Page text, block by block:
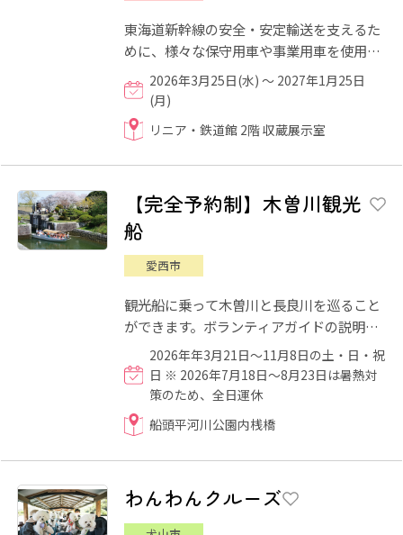
東海道新幹線の安全・安定輸送を支えるた
めに、様々な保守用車や事業用車を使用し
て線路や設備などの保守作業を実施してい
ます。これら保守用車・...
2026年3月25日(水) ～ 2027年1月25日
(月)
リニア・鉄道館 2階 収蔵展示室
【完全予約制】木曽川観光
船
愛西市
観光船に乗って木曽川と長良川を巡ること
ができます。ボランティアガイドの説明付
きなので、いろいろな発見があるかもしれ
ません！！ 乗船希望の...
2026年年3月21日～11月8日の土・日・祝
日 ※ 2026年7月18日～8月23日は暑熱対
策のため、全日運休
船頭平河川公園内桟橋
わんわんクルーズ